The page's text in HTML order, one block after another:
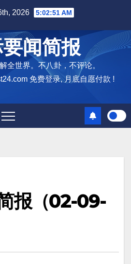
2026 5:02:53 AM
闻简报
全世界。不八卦，不评论。
免费登录, 月底自愿付款 !
报（02-09-